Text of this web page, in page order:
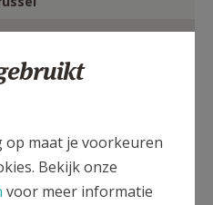
op maat je voorkeuren
Bekijk onze
voor meer informatie